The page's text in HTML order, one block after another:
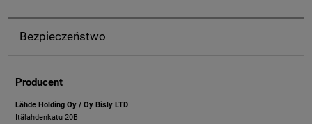
Bezpieczeństwo
Producent
​Lähde Holding Oy / Oy Bisly LTD
Itälahdenkatu 20B